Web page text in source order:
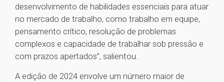
desenvolvimento de habilidades essenciais para atuar
no mercado de trabalho, como trabalho em equipe,
pensamento crítico, resolução de problemas
complexos e capacidade de trabalhar sob pressão e
com prazos apertados”, salientou.
A edição de 2024 envolve um número maior de